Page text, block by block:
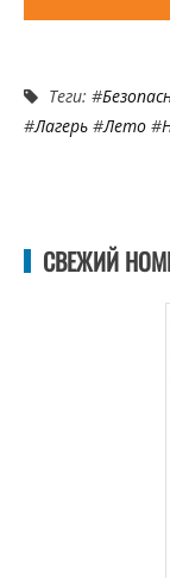
Теги: #
#Лагерь #Лето #
СВЕЖИЙ